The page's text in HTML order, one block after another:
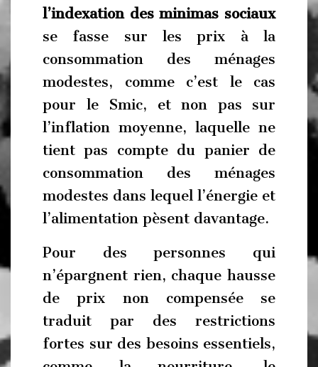
l’indexation des minimas sociaux
se fasse sur les prix à la
consommation des ménages
modestes, comme c’est le cas
pour le Smic, et non pas sur
l’inflation moyenne, laquelle ne
tient pas compte du panier de
consommation des ménages
modestes dans lequel l’énergie et
l’alimentation pèsent davantage.
Pour des personnes qui
n’épargnent rien, chaque hausse
de prix non compensée se
traduit par des restrictions
fortes sur des besoins essentiels,